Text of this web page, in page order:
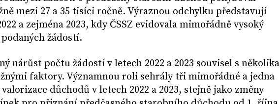
mezi 27 a 35 tisíci ročně. Výraznou odchylku představují
a zejména 2023, kdy ČSSZ evidovala mimořádně vysoký
žádostí.
nárůst počtu žádostí v letech 2022 a 2023 souvisel s několika
faktory. Významnou roli sehrály tři mimořádné a jedna
důchodů v letech 2022 a 2023, stejně jako změny